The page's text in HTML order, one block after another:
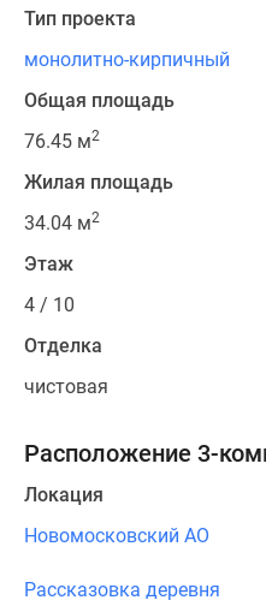
Тип проекта
монолитно-кирпичный
Общая площадь
76.45 м2
Жилая площадь
34.04 м2
Этаж
4 / 10
Отделка
чистовая
Расположение 3-
Локация
Новомосковский АО
Рассказовка деревня